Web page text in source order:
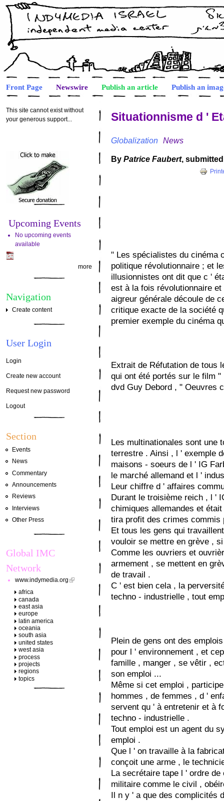
Front Page Newswire Publish an article Publish an
This site cannot exist without
your generous support...
Upcoming Events
No upcoming events
available
more
Navigation
Create content
User Login
Login
Create new account
Request new password
Logout
Section
Events
News
Commentary
Announcements
Reviews
Interviews
Other Press
Global IMC
Network
www.indymedia.org
africa
canada
east asia
europe
latin america
oceania
south asia
united states
west asia
process
projects
regions
topics
Situationnisme d '
Globalization News
By Patrice Faubert,
" Les spécialistes du cinéma
politique révolutionnaire ; et
illusionnistes ont dit que c '
est à la fois révolutionnaire
aigreur générale découle de
critique exacte de la société
premier exemple du cinéma
Extrait de Réfutation de tous
qui ont été portés sur le film
dvd Guy Debord , " Oeuvres
Les multinationales sont une
terrestre . Ainsi , l ' exemple
maisons - soeurs de l ' IG
le marché allemand et l '
Leur chiffre d ' affaires
Durant le troisième reich , l '
chimiques allemandes et
tira profit des crimes commis
Et tous les gens qui
vouloir se mettre en grève ,
Comme les ouvriers et
armement , se mettent en
de travail .
C ' est bien cela , la
techno - industrielle , tout
Plein de gens ont des
pour l ' environnement , et
famille , manger , se vêtir ,
son emploi ...
Même si cet emploi ,
hommes , de femmes , d '
servent qu ' à entretenir et à
techno - industrielle .
Tout emploi est un agent du
emploi .
Que l ' on travaille à la
conçoit une arme , le
La secrétaire tape l ' ordre
militaire comme le civil ,
Il n y ' a que des complicités